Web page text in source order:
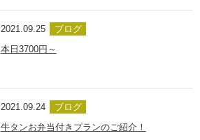
2021.09.25
ブログ
本日3700円～
2021.09.24
ブログ
牛タンお弁当付きプランのご紹介！